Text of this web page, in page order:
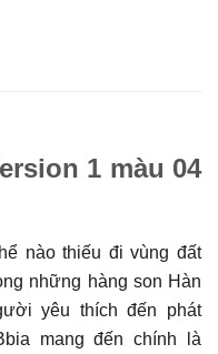
1 màu 04
nào thiếu đi vùng đất
những hàng son Hàn
yêu thích đến phát
mang đến chính là